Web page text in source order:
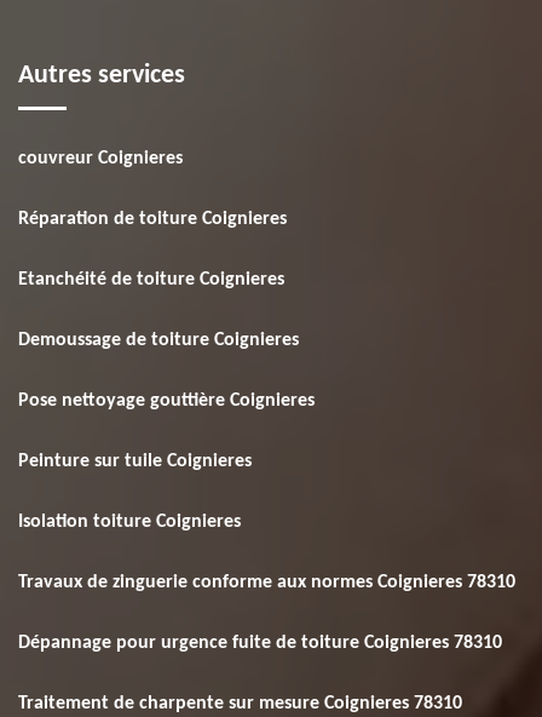
Autres services
couvreur Coignieres
Réparation de toiture Coignieres
Etanchéité de toiture Coignieres
Demoussage de toiture Coignieres
Pose nettoyage gouttière Coignieres
Peinture sur tuile Coignieres
Isolation toiture Coignieres
Travaux de zinguerie conforme aux normes Coignieres 78310
Dépannage pour urgence fuite de toiture Coignieres 78310
Traitement de charpente sur mesure Coignieres 78310